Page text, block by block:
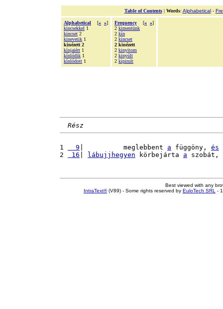
Table of Contents| Words: Alphabetical-
Alphabetical [« »]
kincsekkel 1
kincset 2
kinevetik 1
kinézett 2
kínjaiért 1
kínlódik 1
kínlódott 1
Frequency [« »]
2 kimentünk
2 kín
2 kincset
2 kinézett
2 kinyitom
2 kinyúlt
2 kipirult
Rész
1
  9
|          meglebbent a függöny, és
2
16 lábujjhegyen körbejárta a szobát,
Best viewed with any
IntraText®(V89) - Some rights reserved by EuloTech SRL -